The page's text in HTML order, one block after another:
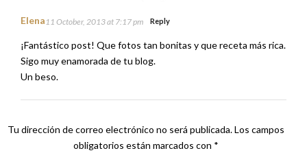
Elena11 October, 2013 at 7:17 pm Reply
¡Fantástico post! Que fotos tan bonitas y que receta más rica.
Sigo muy enamorada de tu blog.
Un beso.
Tu dirección de correo electrónico no será publicada.Los campos
obligatorios están marcados con *